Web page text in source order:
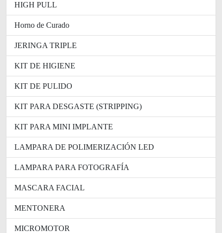
HIGH PULL
Horno de Curado
JERINGA TRIPLE
KIT DE HIGIENE
KIT DE PULIDO
KIT PARA DESGASTE (STRIPPING)
KIT PARA MINI IMPLANTE
LAMPARA DE POLIMERIZACIÓN LED
LAMPARA PARA FOTOGRAFÍA
MASCARA FACIAL
MENTONERA
MICROMOTOR